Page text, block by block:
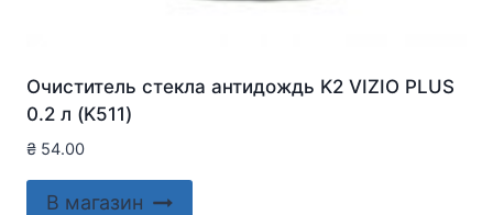
Очиститель стекла антидождь K2 VIZIO PLUS
0.2 л (K511)
₴ 54.00
В магазин